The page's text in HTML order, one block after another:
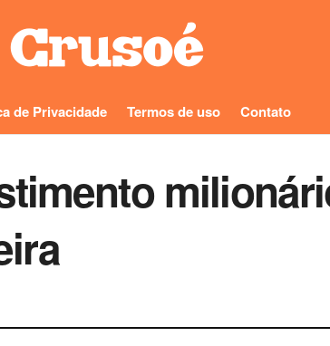
de Privacidade Termos de uso Contato